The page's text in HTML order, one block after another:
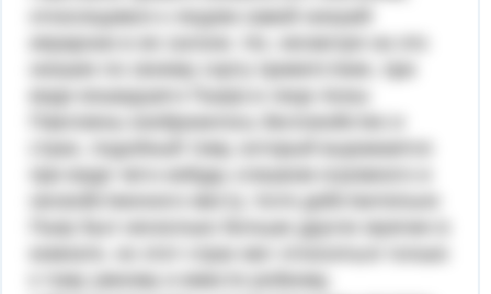
виде вошедшего Пьера в лице Анны
при виде чего-нибудь слишком огромного и